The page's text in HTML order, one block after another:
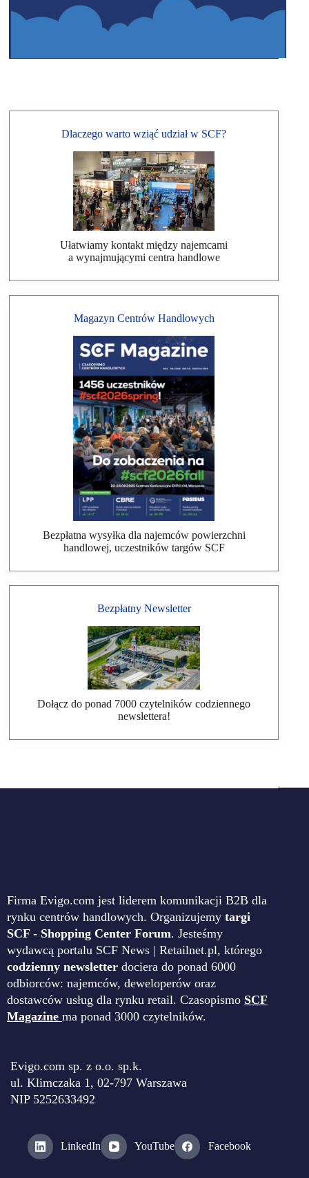
Dlaczego warto wziąć udział w SCF?
Ułatwiamy kontakt między najemcami
a wynajmującymi centra handlowe
Magazyn Centrów Handlowych
Bezpłatna wysyłka dla najemców powierzchni
handlowej, uczestników targów SCF
Bezpłatny Newsletter
Dołącz do ponad 7000 czytelników codziennego
newslettera!
Firma Evigo.com jest liderem komunikacji B2B dla
rynku centrów handlowych. Organizujemy targi
SCF - Shopping Center Forum. Jesteśmy
wydawcą portalu SCF News | Retailnet.pl, którego
codzienny newsletter dociera do ponad 6000
odbiorców: najemców, deweloperów oraz
dostawców usług dla rynku retail. Czasopismo SCF
Magazine ma ponad 3000 czytelników.
Evigo.com sp. z o.o. sp.k.
ul. Klimczaka 1, 02-797 Warszawa
NIP 5252633492
LinkedIn YouTube Facebook